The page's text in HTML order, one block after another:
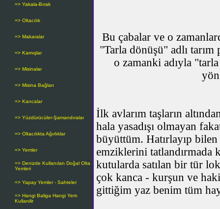
=> Yakala-Bırak
=> Oltacılık
=> Makaralar
=> Kamışlar
=> Misinalar
=> Misina Bağları
=> Kancalar
=> Yüzdürücüler-Şamandıralar
=> Oltacılıkta Ağırlıklar
=> Yemler
=> Denizde Kullanılan Doğal Olta
Yemleri
=> Yapay Yemler - Sahteler
=> Hangi Baliga Hangi Yem
Kullanilir
Bu çabalar ve o
"Tarla dönüşü" adlı
o zamanki adıyla
İlk avlarım taşların
hala yasadışı olmayan
büyüttüm. Hatırlayıp
emziklerini tatlandırmada
kutularda satılan bir tür
çok kanca - kurşun ve
gittiğim yaz benim tüm